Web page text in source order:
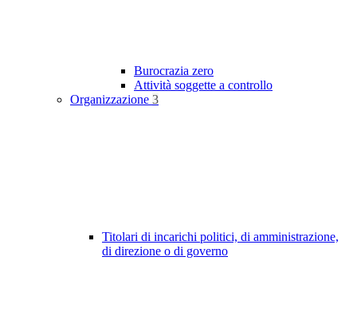
Burocrazia zero
Attività soggette a controllo
Organizzazione 3
Titolari di incarichi politici, di amministrazione,
di direzione o di governo